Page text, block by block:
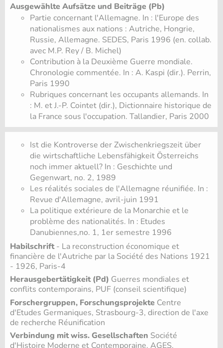
Ausgewählte Aufsätze und Beiträge (Pb)
Partie concernant l'Allemagne. In : l'Europe des
nationalismes aux nations : Autriche, Hongrie,
Russie, Allemagne. SEDES, Paris 1996 (en. collab.
avec M.P. Rey / B. Michel)
Contribution à la Deuxième Guerre mondiale.
Chronologie commentée. In : A. Kaspi (dir.). Perrin,
Paris 1990
Rubriques concernant les occupants allemands. In
: M. et J.-P. Cointet (dir.), Dictionnaire historique de
la France sous l'occupation. Tallandier, Paris 2000
Ist die Kontroverse der Zwischenkriegszeit über
die wirtschaftliche Lebensfähigkeit Österreichs
noch immer aktuell? In : Geschichte und
Gegenwart, no. 2, 1989
Les réalités sociales de l'Allemagne réunifiée. In :
Revue d'Allemagne, avril-juin 1991
La politique extérieure de la Monarchie et le
problème des nationalités. In : Etudes
Danubiennes,no. 1, 1er semestre 1996
Habilschrift- La reconstruction économique et
financière de l'Autriche par la Société des Nations 1921
- 1926, Paris-4
Herausgebertätigkeit (Pd) Guerres mondiales et
conflits contemporains, PUF (conseil scientifique)
Forschergruppen, Forschungsprojekte Centre
d'Etudes Germaniques, Strasbourg-3, direction de l'axe
de recherche Réunification
Verbindung mit wiss. Gesellschaften Société
d'Histoire Moderne et Contemporaine. AGES.